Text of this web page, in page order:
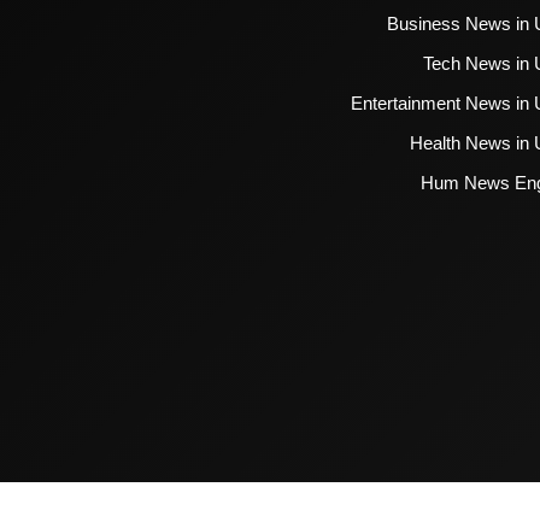
Business News in
Tech News in
Entertainment News in
Health News in
Hum News